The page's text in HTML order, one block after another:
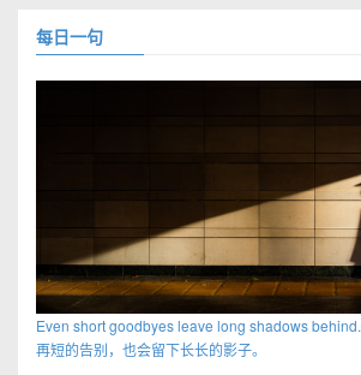
每日一句
Even short goodbyes leave long shadows behind.
再短的告别，也会留下长长的影子。